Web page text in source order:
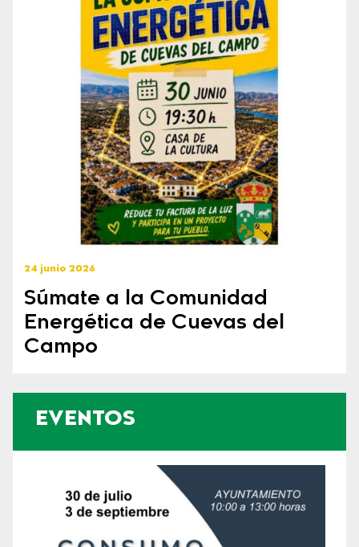
24 junio 2026
Súmate a la Comunidad
Energética de Cuevas del
Campo
EVENTOS